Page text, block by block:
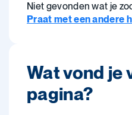
Niet gevonden wat je
Praat met een andere
Wat vond je
pagina?